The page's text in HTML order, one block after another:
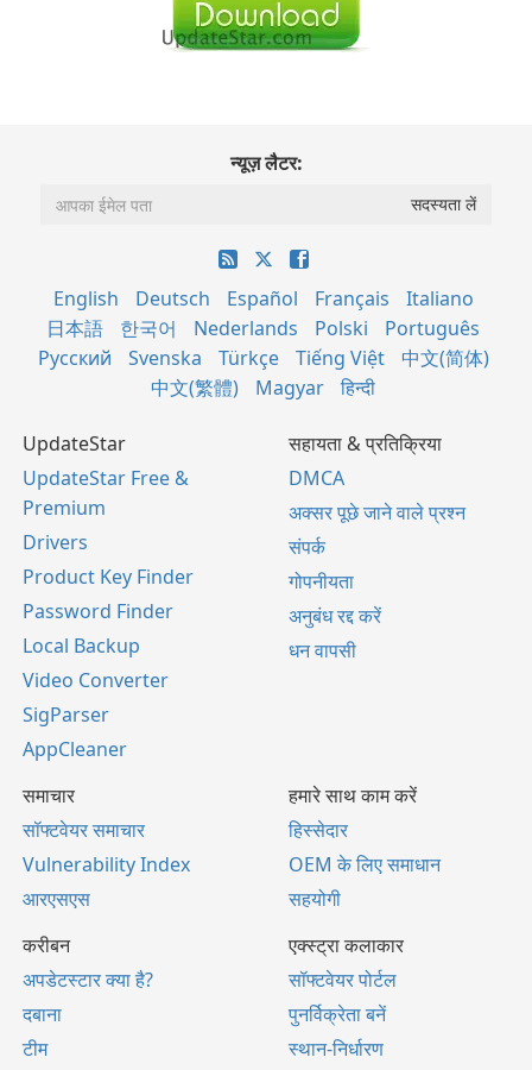
न्यूज़ लैटर:
English Deutsch Español Français
Italiano
日本語
한국어 Nederlands Polski
Português
Русский
Svenska Türkçe Tiếng Việt
中文(简体)
中文(繁體)
Magyar हिन्दी
UpdateStar
UpdateStar Free &
Premium
Drivers
Product Key Finder
Password Finder
Local Backup
Video Converter
SigParser
AppCleaner
सहायता & प्रतिक्रिया
DMCA
अक्सर पूछे जाने वाले प्रश्न
संपर्क
गोपनीयता
अनुबंध रद्द करें
धन वापसी
समाचार
सॉफ्टवेयर समाचार
Vulnerability Index
आरएसएस
हमारे साथ काम करें
हिस्सेदार
OEM के लिए समाधान
सहयोगी
करीबन
अपडेटस्टार क्या है?
दबाना
टीम
एक्स्ट्रा कलाकार
सॉफ्टवेयर पोर्टल
पुनर्विक्रेता बनें
स्थान-निर्धारण